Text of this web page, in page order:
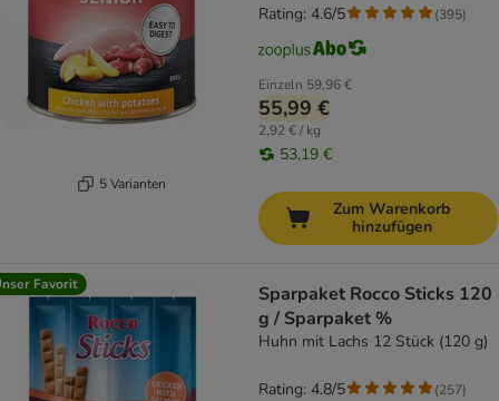
5 Varianten
Einzeln 59,96 €
55,99 €
2,92 € / kg
53,19 €
Rating: 4.6/5 (395)
Zum Warenkorb
hinzufügen
Favorit
Sparpaket Rocco Sticks 120
g / Sparpaket %
Huhn mit Lachs 12 Stück (120 g)
Rating: 4.8/5 (257)